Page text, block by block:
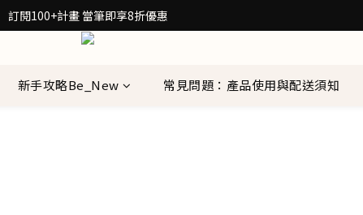
30秒檢測膚質！再拿保養配方箋7折券
訂閱100+計畫 當筆即享8折優惠
30秒檢測膚質！再拿保養配方箋7折券
新手攻略Be_New 常見問題：產品使用與配送須知